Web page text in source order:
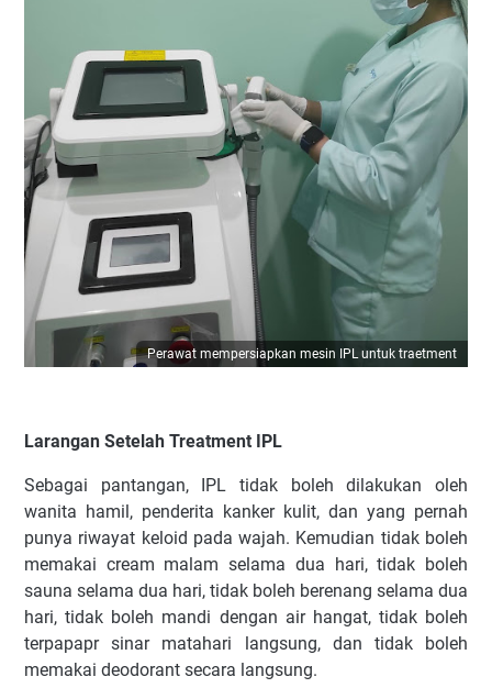
Perawat mempersiapkan mesin IPL untuk traetment
Larangan Setelah Treatment IPL
Sebagai pantangan, IPL tidak boleh dilakukan oleh
wanita hamil, penderita kanker kulit, dan yang pernah
punya riwayat keloid pada wajah. Kemudian tidak boleh
memakai cream malam selama dua hari, tidak boleh
sauna selama dua hari, tidak boleh berenang selama dua
hari, tidak boleh mandi dengan air hangat, tidak boleh
terpapapr sinar matahari langsung, dan tidak boleh
memakai deodorant secara langsung.